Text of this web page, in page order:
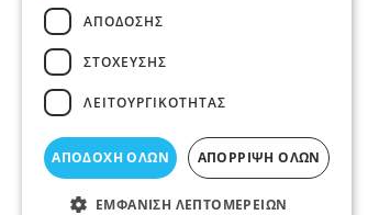
ΑΠΌΔΟΣΗΣ
ΣΤΌΧΕΥΣΗΣ
ΛΕΙΤΟΥΡΓΙΚΌΤΗΤΑΣ
ΑΠΟΔΟΧΉ ΌΛΩΝ ΑΠΌΡΡΙΨΗ ΌΛΩΝ
ΕΜΦΆΝΙΣΗ ΛΕΠΤΟΜΕΡΕΙΏΝ